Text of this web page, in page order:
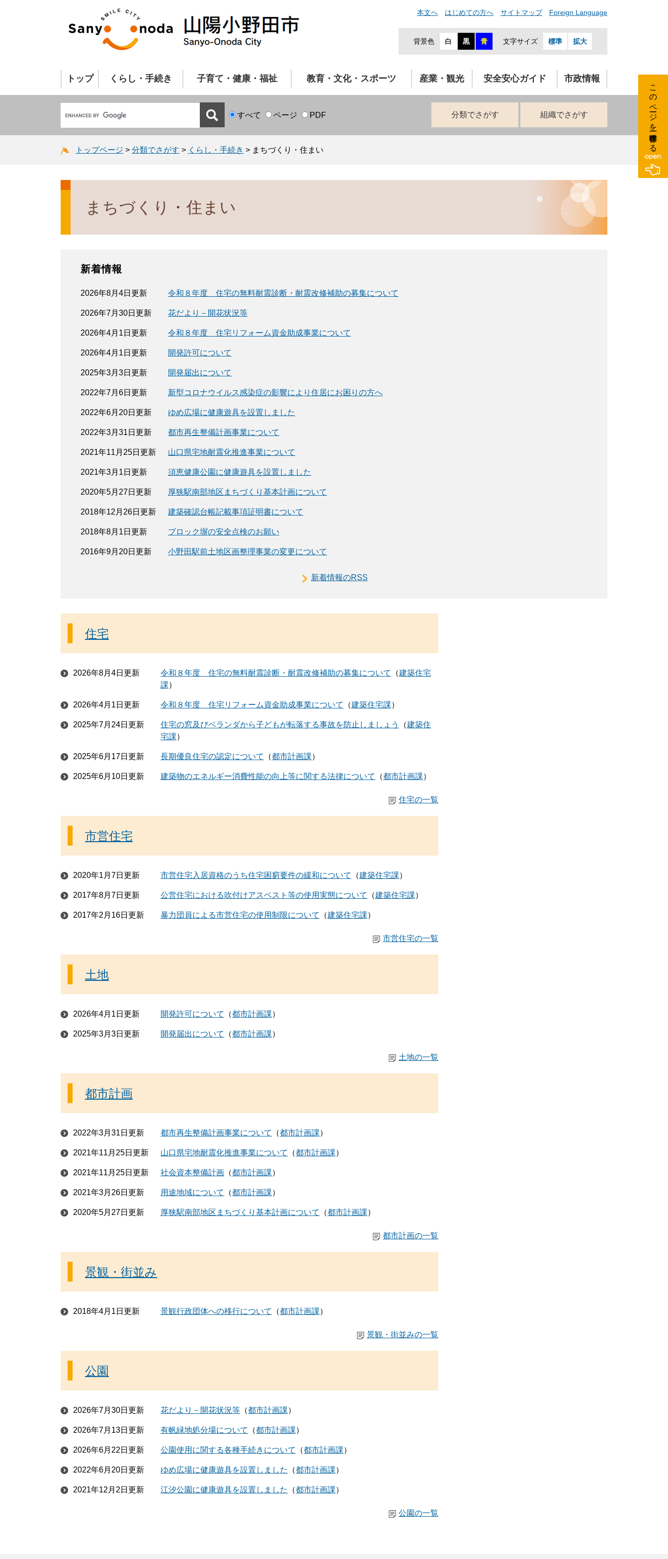
本文へ はじめての方へ サイトマップ Foreign Language
背景色 白 黒 青 文字サイズ 標準 拡大
トップ くらし・手続き 子育て・健康・福祉 教育・文化・スポーツ 産業・観光 安全安心ガイド 市政情報
すべて ページ PDF 分類でさがす 組織でさがす
トップページ > 分類でさがす > くらし・手続き > まちづくり・住まい
まちづくり・住まい
新着情報
2026年8月4日更新 令和８年度 住宅の無料耐震診断・耐震改修補助の募集について
2026年7月30日更新 花だより－開花状況等
2026年4月1日更新 令和８年度 住宅リフォーム資金助成事業について
2026年4月1日更新 開発許可について
2025年3月3日更新 開発届出について
2022年7月6日更新 新型コロナウイルス感染症の影響により住居にお困りの方へ
2022年6月20日更新 ゆめ広場に健康遊具を設置しました
2022年3月31日更新 都市再生整備計画事業について
2021年11月25日更新 山口県宅地耐震化推進事業について
2021年3月1日更新 須恵健康公園に健康遊具を設置しました
2020年5月27日更新 厚狭駅南部地区まちづくり基本計画について
2018年12月26日更新 建築確認台帳記載事項証明書について
2018年8月1日更新 ブロック塀の安全点検のお願い
2016年9月20日更新 小野田駅前土地区画整理事業の変更について
新着情報のRSS
住宅
2026年8月4日更新 令和８年度 住宅の無料耐震診断・耐震改修補助の募集について
建築住宅
課
2026年4月1日更新 令和８年度 住宅リフォーム資金助成事業について 建築住宅課
2025年7月24日更新 住宅の窓及びベランダから子どもが転落する事故を防止しましょう
建築住
宅課
2025年6月17日更新 長期優良住宅の認定について 都市計画課
2025年6月10日更新 建築物のエネルギー消費性能の向上等に関する法律について 都市計画課
住宅の一覧
市営住宅
2020年1月7日更新 市営住宅入居資格のうち住宅困窮要件の緩和について 建築住宅課
2017年8月7日更新 公営住宅における吹付けアスベスト等の使用実態について 建築住宅課
2017年2月16日更新 暴力団員による市営住宅の使用制限について 建築住宅課
市営住宅の一覧
土地
2026年4月1日更新 開発許可について 都市計画課
2025年3月3日更新 開発届出について 都市計画課
土地の一覧
都市計画
2022年3月31日更新 都市再生整備計画事業について 都市計画課
2021年11月25日更新 山口県宅地耐震化推進事業について 都市計画課
2021年11月25日更新 社会資本整備計画 都市計画課
2021年3月26日更新 用途地域について 都市計画課
2020年5月27日更新 厚狭駅南部地区まちづくり基本計画について 都市計画課
都市計画の一覧
景観・街並み
2018年4月1日更新 景観行政団体への移行について 都市計画課
景観・街並みの一覧
公園
2026年7月30日更新 花だより－開花状況等 都市計画課
2026年7月13日更新 有帆緑地処分場について 都市計画課
2026年6月22日更新 公園使用に関する各種手続きについて 都市計画課
2022年6月20日更新 ゆめ広場に健康遊具を設置しました 都市計画課
2021年12月2日更新 江汐公園に健康遊具を設置しました 都市計画課
公園の一覧
このページを一時保存する